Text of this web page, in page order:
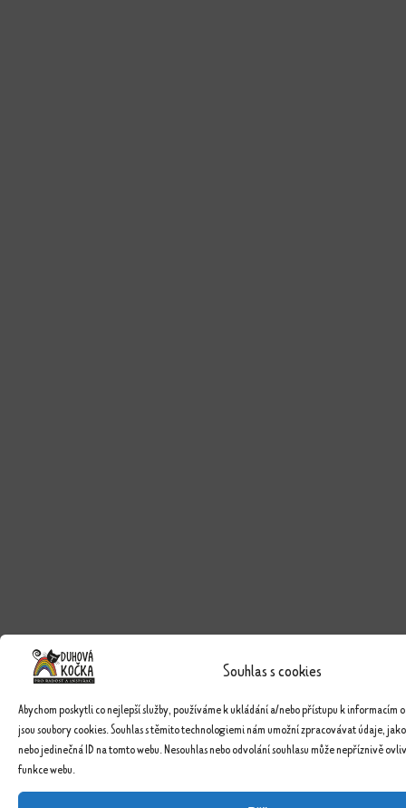
Souhlas s cookies
Abychom poskytli co nejlepší služby, používáme k ukládání a/nebo přístupu k informacím
jsou soubory cookies. Souhlas s těmito technologiemi nám umožní zpracovávat údaje,
nebo jedinečná ID na tomto webu. Nesouhlas nebo odvolání souhlasu může nepříznivě
funkce webu.